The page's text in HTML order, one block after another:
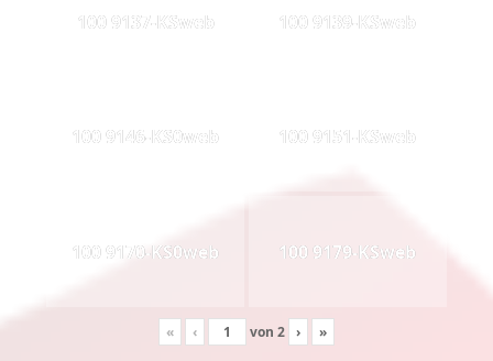
100 9137-KSweb 100 9139-KSweb
100 9146-KS0web 100 9151-KSweb
100 9170-KS0web 100 9179-KSweb
« ‹ von 2 › »